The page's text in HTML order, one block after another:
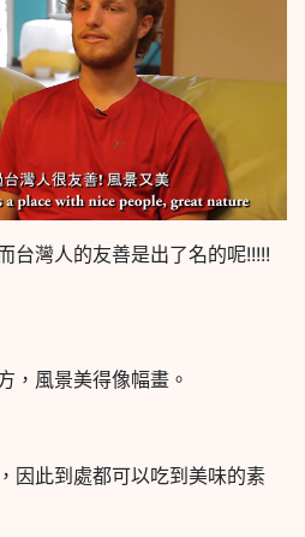
台灣人的友善是出了名的呢!!!!!
，風景美得像幅畫。
因此到處都可以吃到美味的素